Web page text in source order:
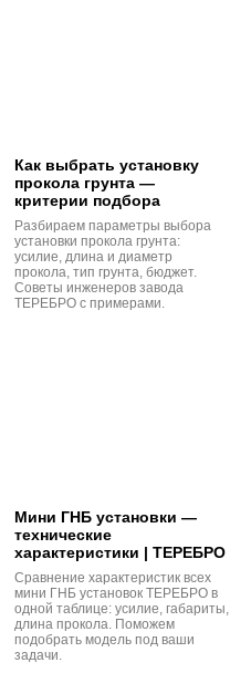
Как выбрать установку
прокола грунта —
критерии подбора
Разбираем параметры выбора
установки прокола грунта:
усилие, длина и диаметр
прокола, тип грунта, бюджет.
Советы инженеров завода
ТЕРЕБРО с примерами.
Мини ГНБ установки —
технические
характеристики | ТЕРЕБРО
Сравнение характеристик всех
мини ГНБ установок ТЕРЕБРО в
одной таблице: усилие, габариты,
длина прокола. Поможем
подобрать модель под ваши
задачи.